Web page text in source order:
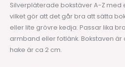
Silverpläterade bokstäver A-Z med
vilket gör att det går bra att sätta
eller lite grövre kedja. Passar lika
armband eller fotlänk. Bokstaven är
hake är ca 2 cm.